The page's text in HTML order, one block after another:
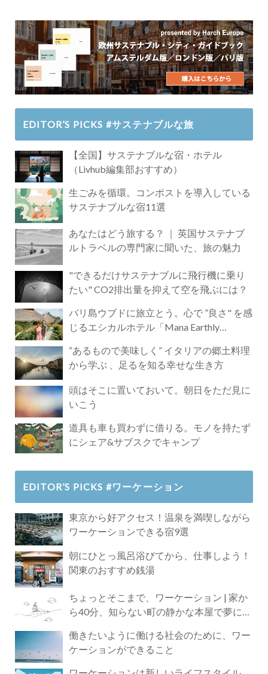
EDITOR’S PICKS #サステナブルな旅
【全国】サステナブルな宿・ホテル
（Livhub編集部おすすめ）
生ごみを循環。コンポストを導入している
サステナブルな宿11選
あなたはどう旅する？ ｜ 英国サステナブ
ルトラベルの専門家に聞いた、旅の魅力
"できるだけサステナブルに飛行機に乗り
たい" CO2排出量を抑えて空を飛ぶには？
バリ島ウブドに旅立とう。心で ”良さ" を感
じるエシカルホテル「Mana Earthly
“あるもので美味しく” イタリアの郷土料理
から学ぶ 、足るを知る幸せな生き方
頭はそこに置いておいて。朝日をただ見に
いこう
道具も車も買わずに借りる。モノを持たず
にシェア&サブスクでキャンプ
EDITOR’S PICKS #ワーケーション
東京から好アクセス！温泉を満喫しながら
ワーケーションできる宿9選
朝にひとっ風呂浴びてから、仕事しよう！
関東のおすすめ銭湯
ちょっとそこまで、ワーケーション | 家か
ら40分、知らない町の静かな本屋で夢に近
働きたいように働ける社会のために、ワー
ケーションができること